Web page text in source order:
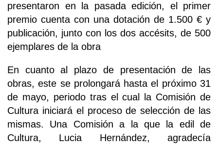
presentaron en la pasada edición, el primer
premio cuenta con una dotación de 1.500 € y
publicación, junto con los dos accésits, de 500
ejemplares de la obra
En cuanto al plazo de presentación de las
obras, este se prolongará hasta el próximo 31
de mayo, periodo tras el cual la Comisión de
Cultura iniciará el proceso de selección de las
mismas. Una Comisión a la que la edil de
Cultura, Lucia Hernández, agradecía